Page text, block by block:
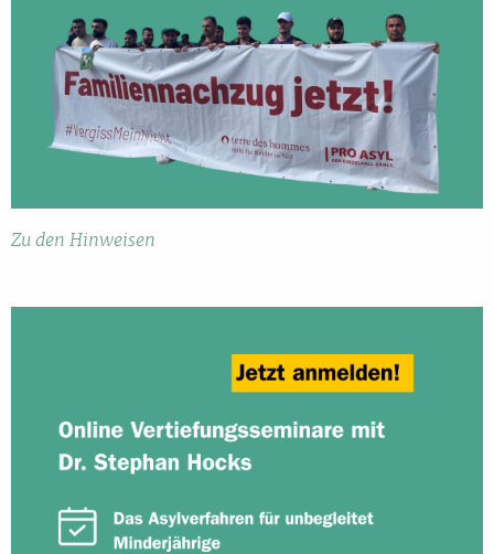
Zu den Hinweisen